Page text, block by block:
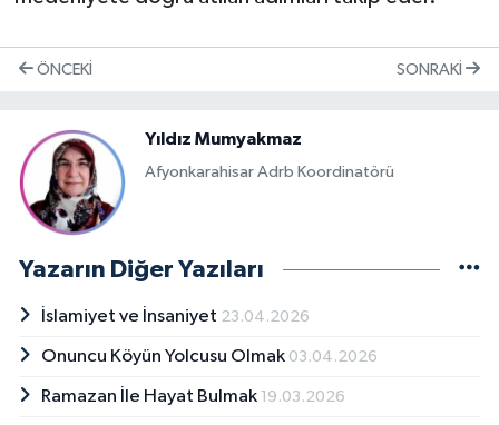
ÖNCEKI SONRAKI
Yıldız Mumyakmaz
Afyonkarahisar Adrb Koordinatörü
Yazarın Diğer Yazıları
İslamiyet ve İnsaniyet 23.04.2026
Onuncu Köyün Yolcusu Olmak 03.04.2026
Ramazan İle Hayat Bulmak 19.03.2026
Niğde Müftülüğü
Osmaniye Müftülüğü
Rize Müftülüğü
Sakarya Müftülüğü
Siirt Müftülüğü